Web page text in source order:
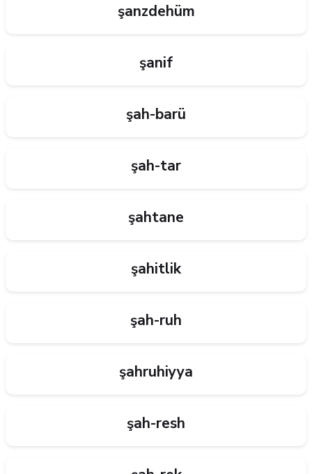
şanzdehüm
şanif
şah-barü
şah-tar
şahtane
şahitlik
şah-ruh
şahruhiyya
şah-resh